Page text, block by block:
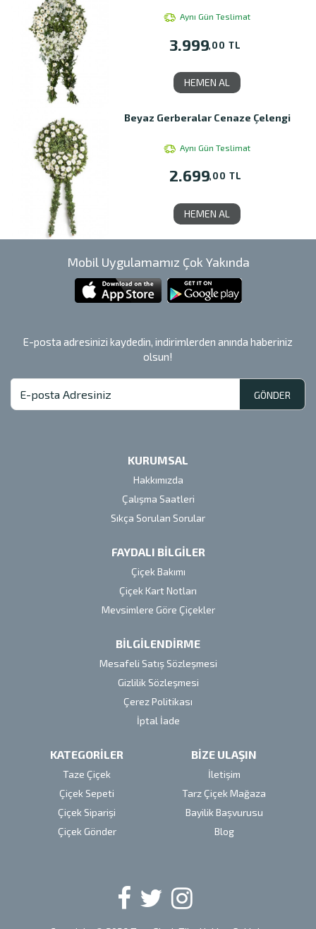
Aynı Gün Teslimat
3.999,00 TL
HEMEN AL
Beyaz Gerberalar Cenaze Çelengi
Aynı Gün Teslimat
2.699,00 TL
HEMEN AL
Mobil Uygulamamız Çok Yakında
E-posta adresinizi kaydedin, indirimlerden anında haberiniz
olsun!
GÖNDER
KURUMSAL
Hakkımızda
Çalışma Saatleri
Sıkça Sorulan Sorular
FAYDALI BİLGİLER
Çiçek Bakımı
Çiçek Kart Notları
Mevsimlere Göre Çiçekler
BİLGİLENDİRME
Mesafeli Satış Sözleşmesi
Gizlilik Sözleşmesi
Çerez Politikası
İptal İade
KATEGORİLER
Taze Çiçek
Çiçek Sepeti
Çiçek Siparişi
Çiçek Gönder
BİZE ULAŞIN
İletişim
Tarz Çiçek Mağaza
Bayilik Başvurusu
Blog